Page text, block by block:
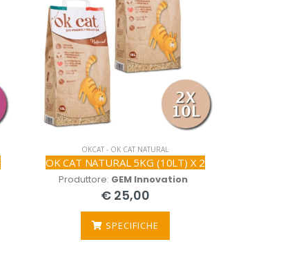
OKCAT - OK CAT NATURAL
OK CAT NATURAL 5KG (10LT) X 2
Produttore: GEM Innovation
€ 25,00
SPECIFICHE